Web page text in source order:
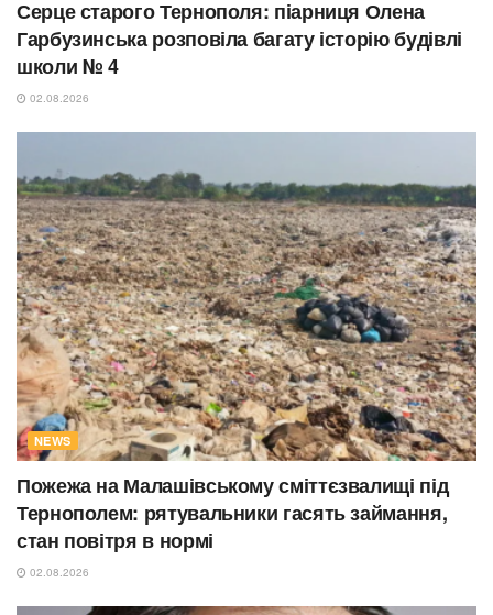
Серце старого Тернополя: піарниця Олена
Гарбузинська розповіла багату історію будівлі
школи № 4
02.08.2026
NEWS
Пожежа на Малашівському сміттєзвалищі під
Тернополем: рятувальники гасять займання,
стан повітря в нормі
02.08.2026